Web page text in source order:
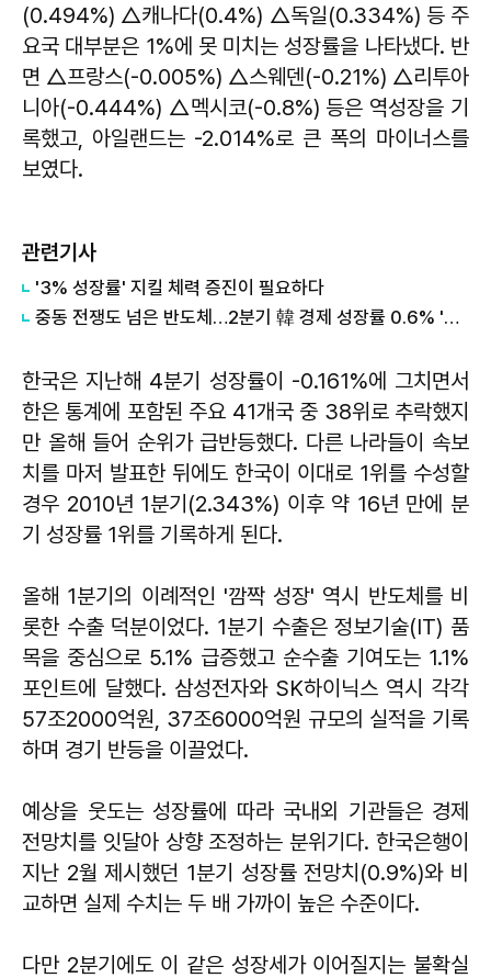
(0.494%) △캐나다(0.4%) △독일(0.334%) 등 주
요국 대부분은 1%에 못 미치는 성장률을 나타냈다. 반
면 △프랑스(-0.005%) △스웨덴(-0.21%) △리투아
니아(-0.444%) △멕시코(-0.8%) 등은 역성장을 기
록했고, 아일랜드는 -2.014%로 큰 폭의 마이너스를
보였다.
관련기사
'3% 성장률' 지킬 체력 증진이 필요하다
중동 전쟁도 넘은 반도체…2분기 韓 경제 성장률 0.6% '깜짝'
한국은 지난해 4분기 성장률이 -0.161%에 그치면서
한은 통계에 포함된 주요 41개국 중 38위로 추락했지
만 올해 들어 순위가 급반등했다. 다른 나라들이 속보
치를 마저 발표한 뒤에도 한국이 이대로 1위를 수성할
경우 2010년 1분기(2.343%) 이후 약 16년 만에 분
기 성장률 1위를 기록하게 된다.
올해 1분기의 이례적인 '깜짝 성장' 역시 반도체를 비
롯한 수출 덕분이었다. 1분기 수출은 정보기술(IT) 품
목을 중심으로 5.1% 급증했고 순수출 기여도는 1.1%
포인트에 달했다. 삼성전자와 SK하이닉스 역시 각각
57조2000억원, 37조6000억원 규모의 실적을 기록
하며 경기 반등을 이끌었다.
예상을 웃도는 성장률에 따라 국내외 기관들은 경제
전망치를 잇달아 상향 조정하는 분위기다. 한국은행이
지난 2월 제시했던 1분기 성장률 전망치(0.9%)와 비
교하면 실제 수치는 두 배 가까이 높은 수준이다.
다만 2분기에도 이 같은 성장세가 이어질지는 불확실